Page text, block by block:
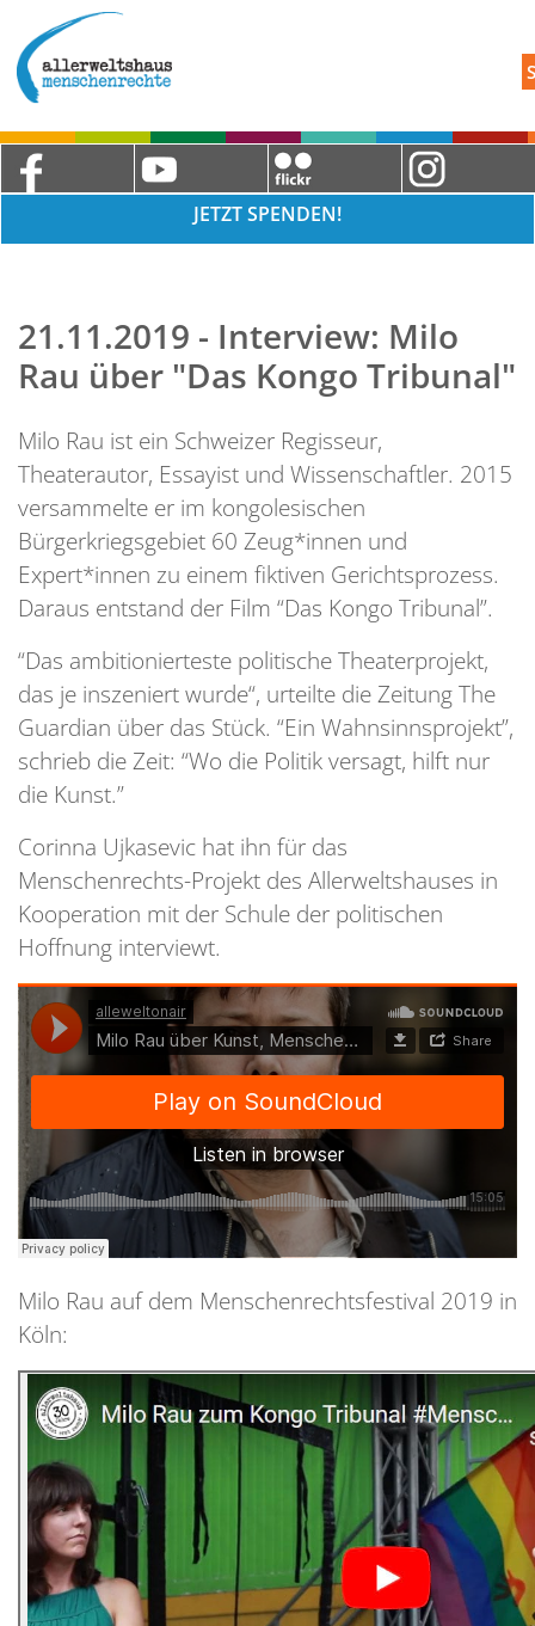
JETZT SPENDEN!
21.11.2019 - Interview: Milo
Rau über "Das Kongo Tribunal"
Milo Rau ist ein Schweizer Regisseur,
Theaterautor, Essayist und Wissenschaftler. 2015
versammelte er im kongolesischen
Bürgerkriegsgebiet 60 Zeug*innen und
Expert*innen zu einem fiktiven Gerichtsprozess.
Daraus entstand der Film “Das Kongo Tribunal”.
“Das ambitionierteste politische Theaterprojekt,
das je inszeniert wurde“, urteilte die Zeitung The
Guardian über das Stück. “Ein Wahnsinnsprojekt”,
schrieb die Zeit: “Wo die Politik versagt, hilft nur
die Kunst.”
Corinna Ujkasevic hat ihn für das
Menschenrechts-Projekt des Allerweltshauses in
Kooperation mit der Schule der politischen
Hoffnung interviewt.
Milo Rau auf dem Menschenrechtsfestival 2019 in
Köln: